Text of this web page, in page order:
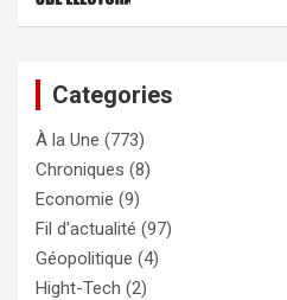
Categories
À la Une (773)
Chroniques (8)
Economie (9)
Fil d'actualité (97)
Géopolitique (4)
Hight-Tech (2)